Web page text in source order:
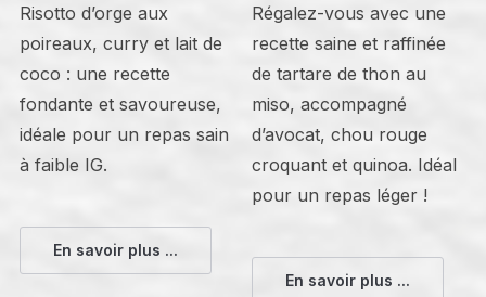
Risotto d’orge aux
poireaux, curry et lait de
coco : une recette
fondante et savoureuse,
idéale pour un repas sain
à faible IG.
En savoir plus ...
Régalez-vous avec une
recette saine et raffinée
de tartare de thon au
miso, accompagné
d’avocat, chou rouge
croquant et quinoa. Idéal
pour un repas léger !
En savoir plus ...